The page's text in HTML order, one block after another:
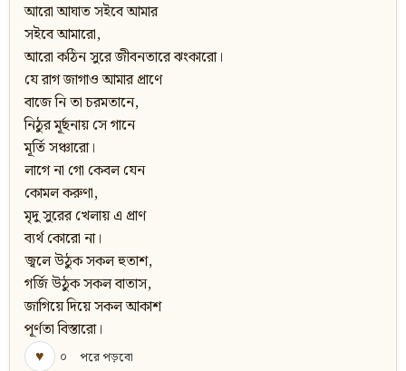
আরো আঘাত সইবে আমার
সইবে আমারো,
আরো কঠিন সুরে জীবনতারে ঝংকারো।
যে রাগ জাগাও আমার প্রাণে
বাজে নি তা চরমতানে,
নিঠুর মূর্ছনায় সে গানে
মূর্তি সঞ্চারো।
লাগে না গো কেবল যেন
কোমল করুণা,
মৃদু সুরের খেলায় এ প্রাণ
ব্যর্থ কোরো না।
জ্বলে উঠুক সকল হুতাশ,
গর্জি উঠুক সকল বাতাস,
জাগিয়ে দিয়ে সকল আকাশ
পূর্ণতা বিস্তারো।
♥
০ পরে পড়বো